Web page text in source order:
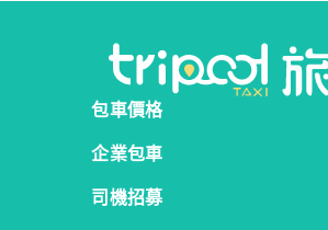
包車價格
企業包車
司機招募